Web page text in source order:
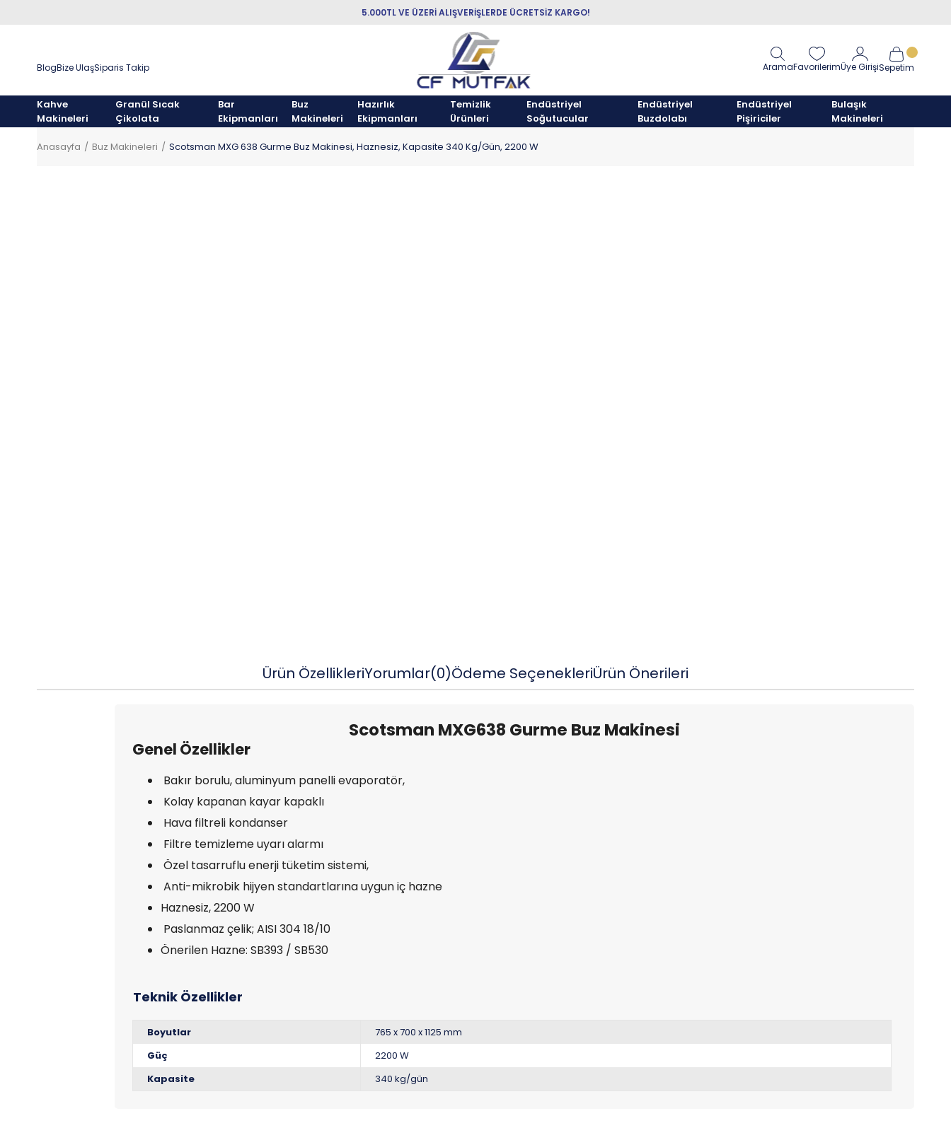
5.000TL VE ÜZERİ ALIŞVERİŞLERDE ÜCRETSİZ KARGO!
BlogBize UlaşSiparis Takip AramaFavorilerimÜye GirişiSepetim
Kahve
Makineleri
Granül Sıcak
Çikolata
Bar
Ekipmanları
Buz
Makineleri
Hazırlık
Ekipmanları
Temizlik
Ürünleri
Endüstriyel
Soğutucular
Endüstriyel
Buzdolabı
Endüstriyel
Pişiriciler
Bulaşık
Makineleri
Anasayfa Buz Makineleri Scotsman MXG 638 Gurme Buz Makinesi, Haznesiz, Kapasite 340 Kg/Gün, 2200 W
Ürün ÖzellikleriYorumlar(0)Ödeme SeçenekleriÜrün Önerileri
Scotsman MXG638 Gurme Buz Makinesi
Genel Özellikler
Bakır borulu, aluminyum panelli evaporatör,
Kolay kapanan kayar kapaklı
Hava filtreli kondanser
Filtre temizleme uyarı alarmı
Özel tasarruflu enerji tüketim sistemi,
Anti-mikrobik hijyen standartlarına uygun iç hazne
Haznesiz, 2200 W
Paslanmaz çelik; AISI 304 18/10
Önerilen Hazne: SB393 / SB530
Boyutlar
765 x 700 x 1125 mm
Güç
2200 W
Kapasite
340 kg/gün